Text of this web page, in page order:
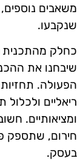
משאבים
שנקבעו.
כחלק מהתכנית
שיבחנו את
הפעולה.
ריאליים ולכלול
ומציאותיים.
חירום, שתספק
בעסק.